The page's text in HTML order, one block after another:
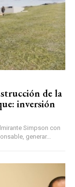
de la
inversión
Simpson con
generar...